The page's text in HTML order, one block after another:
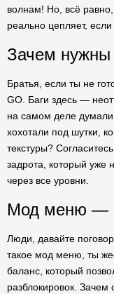
волнам! Но, всё
реально цепляет,
Зачем нужны
Братья, если ты не
GO. Баги здесь —
на самом деле
хохотали под шутки,
текстуры?
задрота, который уже
через все уровни.
Мод меню —
Люди, давайте
такое мод меню, ты
баланс, который
разблокировок. Зачем